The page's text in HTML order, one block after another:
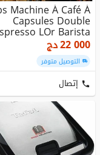
Machine À Café À
Capsules Double
LOr Barista
LM9012
22 000دج
التوصيل متوفر
إتصال